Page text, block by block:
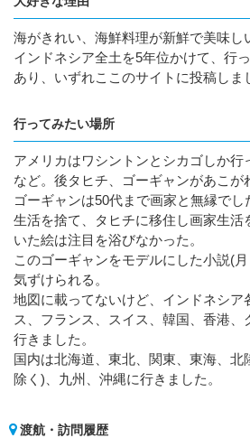
海がきれい、海鮮料理が新鮮で美味し
インドネシア全土を5年位かけて、行
あり、いずれここのサイトに投稿しま
行ってみたい場所
アメリカはワシントンとシカゴしか行
など。後タヒチ、ゴーギャンがあこが
ゴーギャンは50代まで画家と無縁で
生活を捨て、タヒチに移住し画家生活
いた絵は注目を浴びなかった。
このゴーギャンをモデルにした小説(
気ずけられる。
地図に載ってないけど、インドネシア
ス、フランス、スイス、韓国、香港、
行きました。
国内は北海道、東北、関東、東海、北
除く)、九州、沖縄に行きました。
渡航・訪問履歴